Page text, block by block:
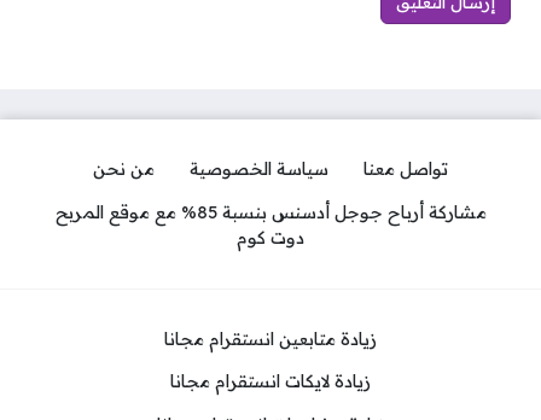
تواصل معنا سياسة الخصوصية
من نحن
مشاركة أرباح جوجل أدسنس بنسبة 85% مع موقع المربح
دوت كوم
زيادة متابعين انستقرام مجانا
زيادة لايكات انستقرام مجانا